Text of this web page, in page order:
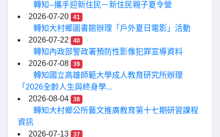
轉知--攜手迎新住民－新住民親子夏令營
2026-07-20
41
轉知大村鄉圖書館辦理「戶外夏日電影」活動
2026-07-22
40
轉知內政部警政署預防性影像犯罪宣導資料
2026-07-08
39
轉知國立高雄師範大學成人教育研究所辦理
「2026全齡人生與終身學...
2026-08-04
38
轉知大村鄉公所藝文推廣教育第十七期研習課程
資訊
2026-07-13
37